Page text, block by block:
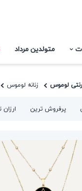
متولدین مرداد
لوموس زنانه لوموس
پرفروش ترین